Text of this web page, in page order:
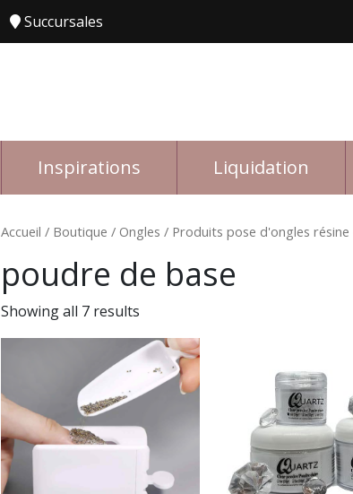
Succursales
Inspirations Liquidation
Accueil / Boutique / Ongles / Produits pose d'ongles
poudre de base
Showing all 7 results